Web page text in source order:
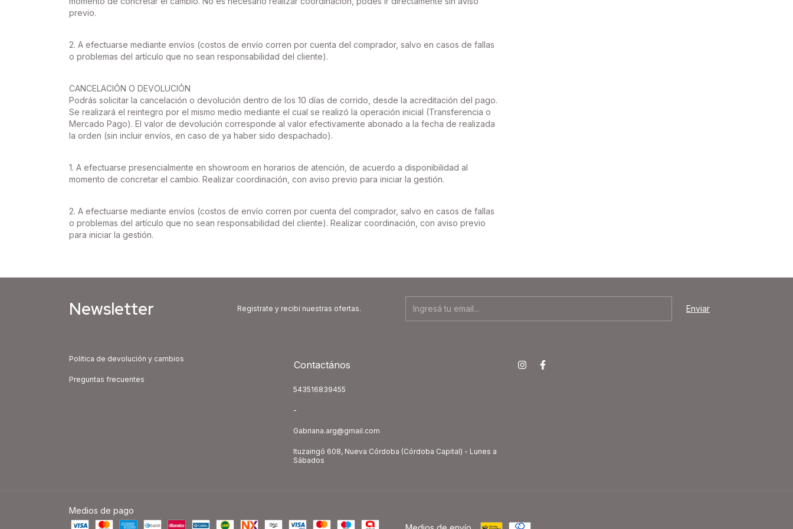
previo.
2. A efectuarse mediante envíos (costos de envío corren por cuenta del comprador, salvo en casos de fallas
o problemas del artículo que no sean responsabilidad del cliente).
CANCELACIÓN O DEVOLUCIÓN
Podrás solicitar la cancelación o devolución dentro de los 10 días de corrido, desde la acreditación del pago.
Se realizará el reintegro por el mismo medio mediante el cual se realizó la operación inicial (Transferencia o
Mercado Pago). El valor de devolución corresponde al valor efectivamente abonado a la fecha de realizada
la orden (sin incluir envíos, en caso de ya haber sido despachado).
1. A efectuarse presencialmente en showroom en horarios de atención, de acuerdo a disponibilidad al
momento de concretar el cambio. Realizar coordinación, con aviso previo para iniciar la gestión.
2. A efectuarse mediante envíos (costos de envío corren por cuenta del comprador, salvo en casos de fallas
o problemas del artículo que no sean responsabilidad del cliente). Realizar coordinación, con aviso previo
para iniciar la gestión.
Newsletter Registrate y recibí nuestras ofertas.
Politica de devolución y cambios
Preguntas frecuentes
Contactános
543516839455
-
Gabriana.arg@gmail.com
Ituzaingó 608, Nueva Córdoba (Córdoba Capital) - Lunes a
Sábados
Medios de pago